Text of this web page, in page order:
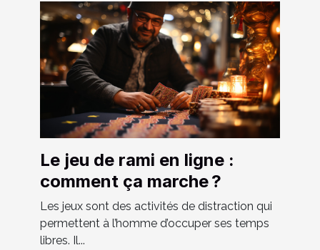
Le jeu de rami en ligne :
comment ça marche ?
Les jeux sont des activités de distraction qui
permettent à l’homme d’occuper ses temps
libres. Il...